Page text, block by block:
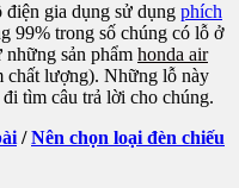
điện gia dụng sử dụng phích
99% trong số chúng có lỗ ở
những sản phẩm honda air
chất lượng). Những lỗ này
tìm câu trả lời cho chúng.
/Nên chọn loại đèn chiếu